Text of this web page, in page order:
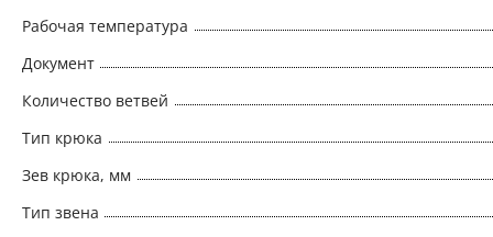
Рабочая температура
Документ
Количество ветвей
Тип крюка
Зев крюка, мм
Тип звена